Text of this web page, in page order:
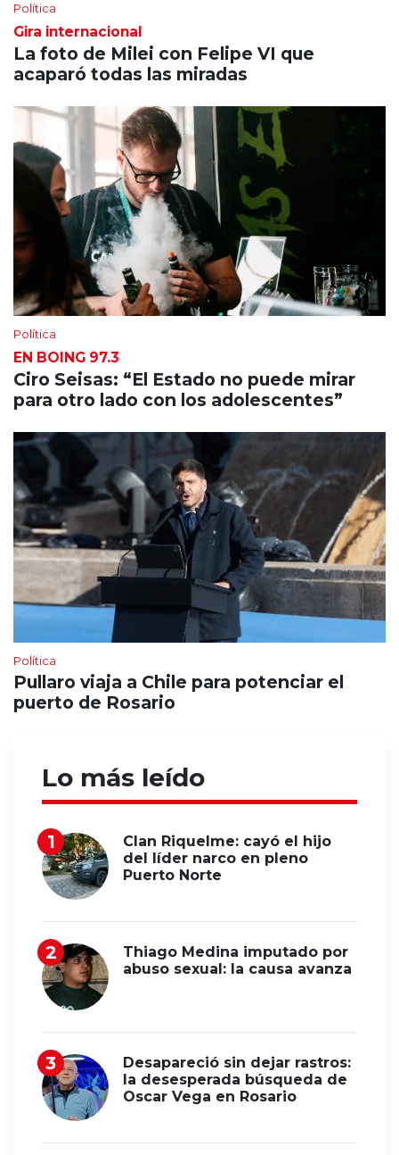
Política
Gira internacional
La foto de Milei con Felipe VI que
acaparó todas las miradas
Política
EN BOING 97.3
Ciro Seisas: “El Estado no puede mirar
para otro lado con los adolescentes”
Política
Pullaro viaja a Chile para potenciar el
puerto de Rosario
Lo más leído
Clan Riquelme: cayó el hijo
del líder narco en pleno
Puerto Norte
Thiago Medina imputado por
abuso sexual: la causa avanza
Desapareció sin dejar rastros:
la desesperada búsqueda de
Oscar Vega en Rosario